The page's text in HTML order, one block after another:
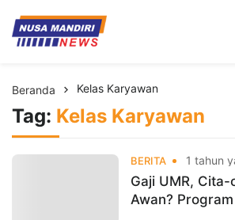
Kampus Digital Bisnis
Universitas Nusa Mandiri
Beranda Kelas Karyawan
Tag: Kelas Karyawan
BERITA 1 tahun
Gaji UMR,
Awan?